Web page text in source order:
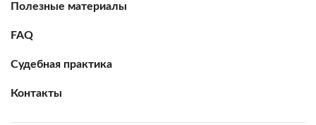
Полезные материалы
FAQ
Судебная практика
Контакты